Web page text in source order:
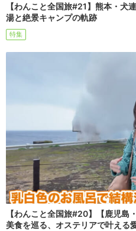
【わんこと全国旅#21】熊本・犬
湯と絶景キャンプの軌跡
特集
【わんこと全国旅#20】【鹿児島
美食を巡る、オステリアで叶える